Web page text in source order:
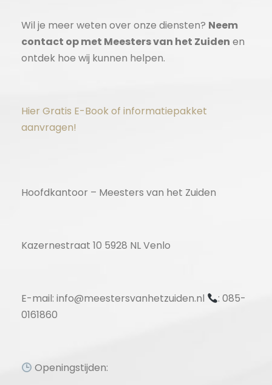
Wil je meer weten over onze diensten? Neem
contact op met Meesters van het Zuiden en
ontdek hoe wij kunnen helpen.
Hier Gratis E-Book of informatiepakket
aanvragen!
Hoofdkantoor – Meesters van het Zuiden
Kazernestraat 10 5928 NL Venlo
E-mail: info@meestersvanhetzuiden.nl
: 085-
0161860
Openingstijden: